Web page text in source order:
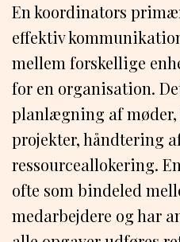
En koordinators
effektiv
mellem forskellige
for en organisation.
planlægning af
projekter, håndtering
ressourceallokering.
ofte som bindeled
medarbejdere og har